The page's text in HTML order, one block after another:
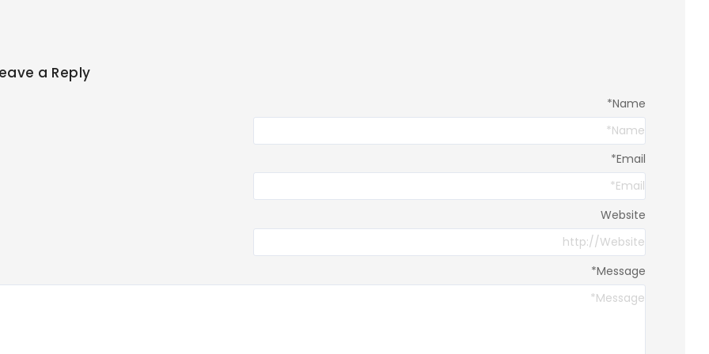
a Reply
Message
*
Name
*
Email
*
Website